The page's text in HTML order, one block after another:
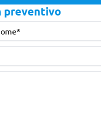
preventivo